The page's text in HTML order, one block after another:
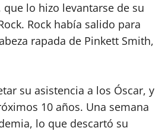
lo hizo levantarse de su
Rock había salido para
rapada de Pinkett Smith,
su asistencia a los Óscar, y
10 años. Una semana
lo que descartó su